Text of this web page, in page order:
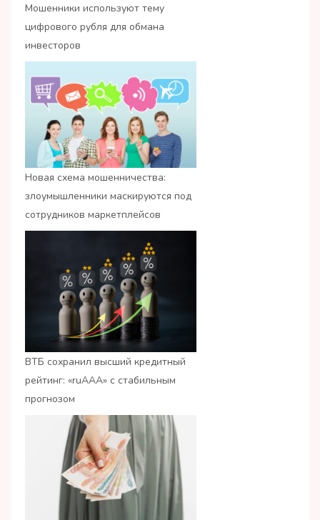
Мошенники используют тему
цифрового рубля для обмана
инвесторов
Новая схема мошенничества:
злоумышленники маскируются под
сотрудников маркетплейсов
ВТБ сохранил высший кредитный
рейтинг: «ruАAA» с стабильным
прогнозом